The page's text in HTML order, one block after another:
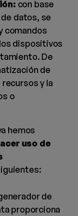
con base
datos, se
comandos
dispositivos
De
de
y la
o
hemos
uso de
de
proporciona